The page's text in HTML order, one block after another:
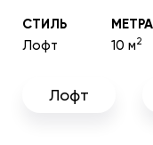
СТИЛЬ
Лофт
10 м2
Лофт